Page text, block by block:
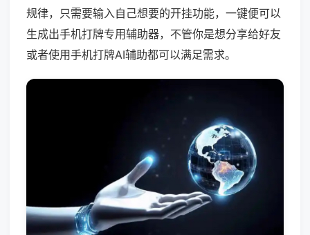
规律，只需要输入自己想要的开挂功能，一键便可以
生成出手机打牌专用辅助器，不管你是想分享给好友
或者使用手机打牌AI辅助都可以满足需求。